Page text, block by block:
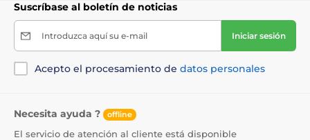
Suscríbase al boletín de noticias
Introduzca aquí su e-mail Iniciar sesión
Acepto el procesamiento de datos personales
Necesita ayuda ? offline
El servicio de atención al cliente está disponible